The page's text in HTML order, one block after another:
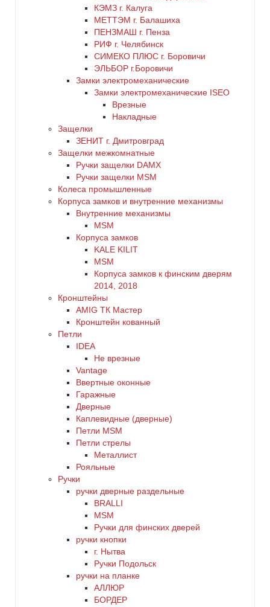
КЭМЗ г. Калуга
МЕТТЭМ г. Балашиха
ПЕНЗМАШ г. Пенза
РИФ г. Челябинск
СИМЕКО ПЛЮС г. Боровичи
ЭЛЬБОР г.Боровичи
Замки электромеханические
Замки электромеханические ISEO
Врезные
Накладные
Защелки
ЗЕНИТ г. Дмитровград
Защелки межкомнатные
Ручки защелки DAMX
Ручки защелки MSM
Колеса промышленные
Корпуса замков и внутренние механизмы
Внутренние механизмы
MSM
Корпуса замков
KALE KILIT
MSM
Корпуса замков к финским дверям
2014, 2018
Кронштейны
AMIG ТК Мастер
Кронштейн кованный
Петли
IDEA
Не врезные
Vantage
Ввертные оконные
Гаражные
Дверные
Каплевидные (дверные)
Петли MSM
Петли стрелы
Металлист
Рояльные
Ручки
ручки дверные раздельные
BRALLI
MSM
Ручки для финских дверей
ручки кнопки
г. Нытва
Ручки Подольск
ручки на планке
АЛЛЮР
БОРДЕР